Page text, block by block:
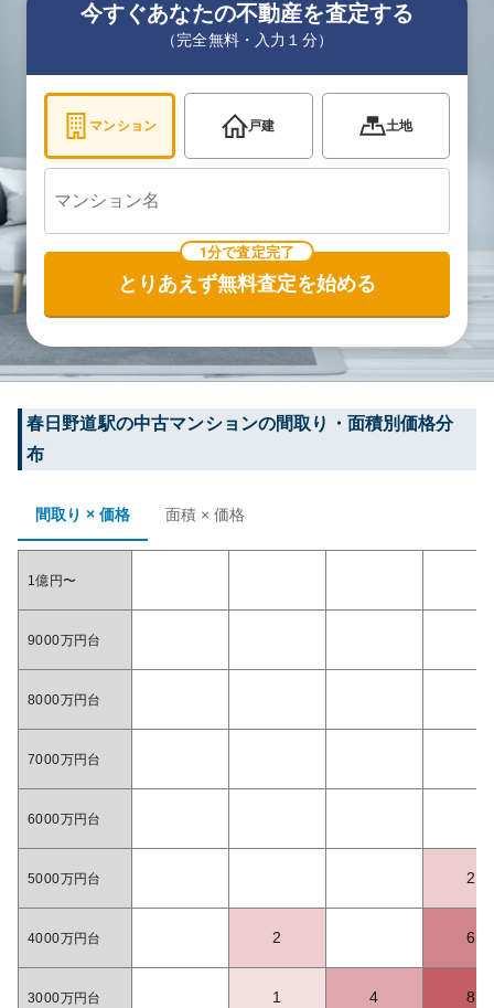
今すぐあなたの不動産を査定する
（完全無料・入力１分）
マンション 戸建 土地
1分で査定完了
とりあえず無料査定を始める
春日野道駅の中古マンションの間取り・面積別価格分
布
間取り × 価格 面積 × 価格
1億円〜
9000万円台
8000万円台
7000万円台
6000万円台
5000万円台 2
4000万円台 2 6
3000万円台 1 4 8